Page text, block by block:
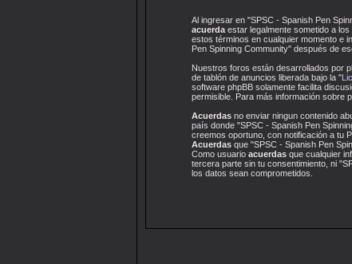
Al ingresar en "SPSC - Spanish Pen
acuerdaestar legalmente sometido a
estos términos en cualquier momento e
Pen Spinning Community" después de
Nuestros foros están desarrollados por
de tablón de anuncios liberada bajo la "
software phpBB solamente facilita
permisible. Para más información sobre
Acuerdasno enviar ningun contenido
país donde "SPSC - Spanish Pen
creemos oportuno, con notificación a tu
Acuerdasque "SPSC - Spanish Pen
Como usuario acuerdasque cualquier
tercera parte sin tu consentimiento, ni
los datos sean comprometidos.